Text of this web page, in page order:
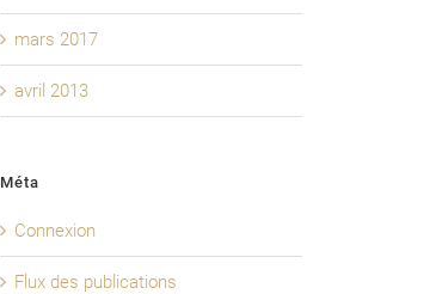
mars 2017
avril 2013
Méta
Connexion
Flux des publications